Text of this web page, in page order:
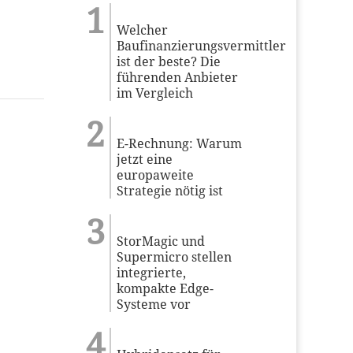
Welcher
Baufinanzierungsvermittler
ist der beste? Die
führenden Anbieter
im Vergleich
E-Rechnung: Warum
jetzt eine
europaweite
Strategie nötig ist
StorMagic und
Supermicro stellen
integrierte,
kompakte Edge-
Systeme vor